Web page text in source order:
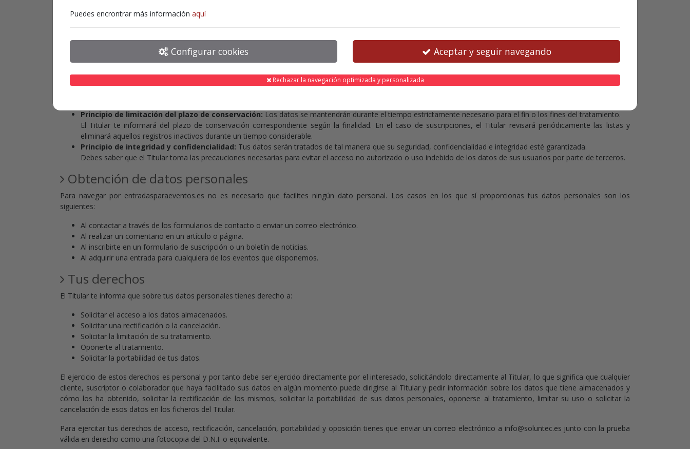
Puedes encrontrar más información aquí
Configurar cookies Aceptar y seguir navegando
Rechazar la navegación optimizada y personalizada
Sitio Web:https://soluntec.es
En el tratamiento de tus datos personales, el Titular aplicará los siguientes principios que se ajustan a las exigencias del nuevo reglamento europeo de protección de
datos:
El Titular siempre requerirá el consentimiento para el tratamiento de tus datos personales que puede ser para uno
Principio de limitación del plazo de conservación: Los datos se mantendrán durante el tiempo estrictamente necesario para el fin o los fines del tratamiento.
El Titular te informará del plazo de conservación correspondiente según la finalidad. En el caso de suscripciones, el Titular revisará periódicamente las listas y
eliminará aquellos registros inactivos durante un tiempo considerable.
Principio de integridad y confidencialidad: Tus datos serán tratados de tal manera que su seguridad, confidencialidad e integridad esté garantizada.
Debes saber que el Titular toma las precauciones necesarias para evitar el acceso no autorizado o uso indebido de los datos de sus usuarios por parte de terceros.
Obtención de datos personales
Para navegar por entradasparaeventos.es no es necesario que facilites ningún dato personal. Los casos en los que sí proporcionas tus datos personales son los
siguientes:
Al contactar a través de los formularios de contacto o enviar un correo electrónico.
Al realizar un comentario en un artículo o página.
Al inscribirte en un formulario de suscripción o un boletín de noticias.
Al adquirir una entrada para cualquiera de los eventos que disponemos.
Tus derechos
El Titular te informa que sobre tus datos personales tienes derecho a:
Solicitar el acceso a los datos almacenados.
Solicitar una rectificación o la cancelación.
Solicitar la limitación de su tratamiento.
Oponerte al tratamiento.
Solicitar la portabilidad de tus datos.
El ejercicio de estos derechos es personal y por tanto debe ser ejercido directamente por el interesado, solicitándolo directamente al Titular, lo que significa que cualquier
cliente, suscriptor o colaborador que haya facilitado sus datos en algún momento puede dirigirse al Titular y pedir información sobre los datos que tiene almacenados y
cómo los ha obtenido, solicitar la rectificación de los mismos, solicitar la portabilidad de sus datos personales, oponerse al tratamiento, limitar su uso o solicitar la
cancelación de esos datos en los ficheros del Titular.
Para ejercitar tus derechos de acceso, rectificación, cancelación, portabilidad y oposición tienes que enviar un correo electrónico a info@soluntec.es junto con la prueba
válida en derecho como una fotocopia del D.N.I. o equivalente.